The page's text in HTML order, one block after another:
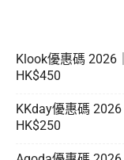
Klook優惠碼 2026
HK$450
KKday優惠碼
HK$250